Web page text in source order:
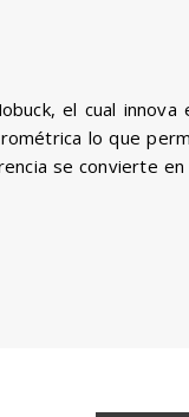
el cual
lo que
se convierte